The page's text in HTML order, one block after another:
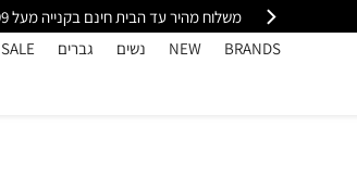
משלוח מהיר עד הבית חינם בקנייה מעל 399
BRANDS
NEW נשים גברים SALE